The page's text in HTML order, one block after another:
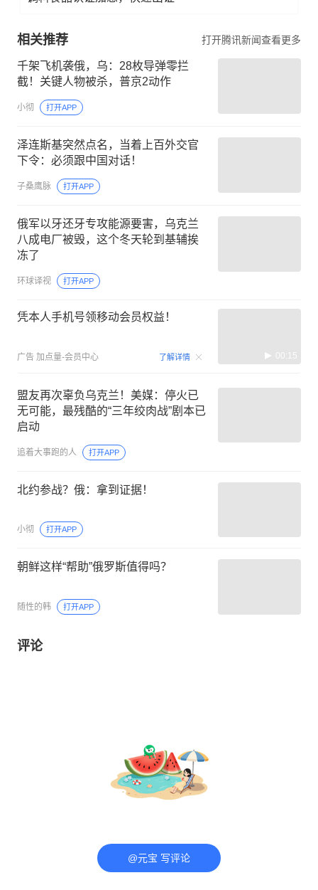
相关推荐 打开腾讯新闻查看更多
千架飞机袭俄，乌：28枚导弹零拦
截！关键人物被杀，普京2动作
小彻 打开APP
泽连斯基突然点名，当着上百外交官
下令：必须跟中国对话！
子桑鹰脉 打开APP
俄军以牙还牙专攻能源要害，乌克兰
八成电厂被毁，这个冬天轮到基辅挨
冻了
环球译视 打开APP
凭本人手机号领移动会员权益！
广告 加点量-会员中心 了解详情 00:15
盟友再次辜负乌克兰！美媒：停火已
无可能，最残酷的“三年绞肉战”剧本已
启动
追着大事跑的人 打开APP
北约参战？俄：拿到证据！
小彻 打开APP
朝鲜这样“帮助”俄罗斯值得吗？
随性的韩 打开APP
评论
@元宝 写评论